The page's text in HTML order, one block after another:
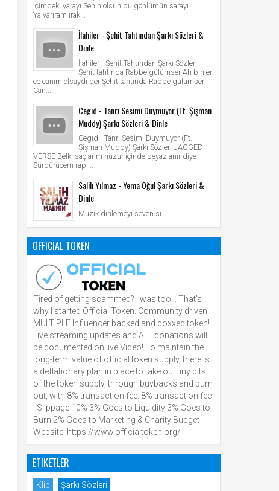
içimdeki yarayı Senin olsun bu gönlümün sarayı
Yalvarıram ırak...
İlahiler - Şehit Tahtından Şarkı Sözleri &
Dinle
İlahiler - Şehit Tahtından Şarkı Sözleri
Şehit tahtında Rabbe gülümser Ah binler
ce canım olsaydı der Şehit tahtında Rabbe gülümser
Can...
Cegıd - Tanrı Sesimi Duymuyor (Ft. Şişman
Muddy) Şarkı Sözleri & Dinle
Cegıd - Tanrı Sesimi Duymuyor (Ft.
Şişman Muddy) Şarkı Sözleri JAGGED
VERSE Belki saçlarım huzur içinde beyazlanır diye
Sürdürücem rap ...
Salih Yılmaz - Yema Oğul Şarkı Sözleri &
Dinle
Müzik dinlemeyi seven si...
OFFICIAL TOKEN
Tired of getting scammed? I was too… That’s
why I started Official Token. Community driven,
MULTIPLE Influencer backed and doxxed token!
Live streaming updates and ALL donations will
be documented on live Video! To maintain the
long-term value of official token supply, there is
a deflationary plan in place to take out tiny bits
of the token supply, through buybacks and burn
out, with 8% transaction fee. 8% transaction fee
| Slippage 10% 3% Goes to Liquidity 3% Goes to
Burn 2% Goes to Marketing & Charity Budget
Website: https://www.officialtoken.org/
ETIKETLER
Klip Şarkı Sözleri